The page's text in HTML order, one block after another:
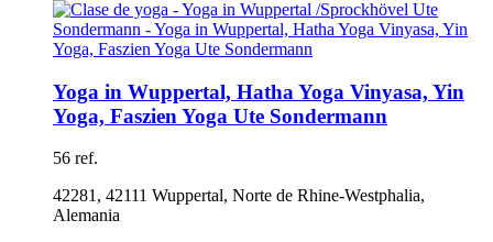
Yoga in Wuppertal, Hatha Yoga Vinyasa, Yin
Yoga, Faszien Yoga Ute Sondermann
56 ref.
42281, 42111 Wuppertal, Norte de Rhine-Westphalia,
Alemania